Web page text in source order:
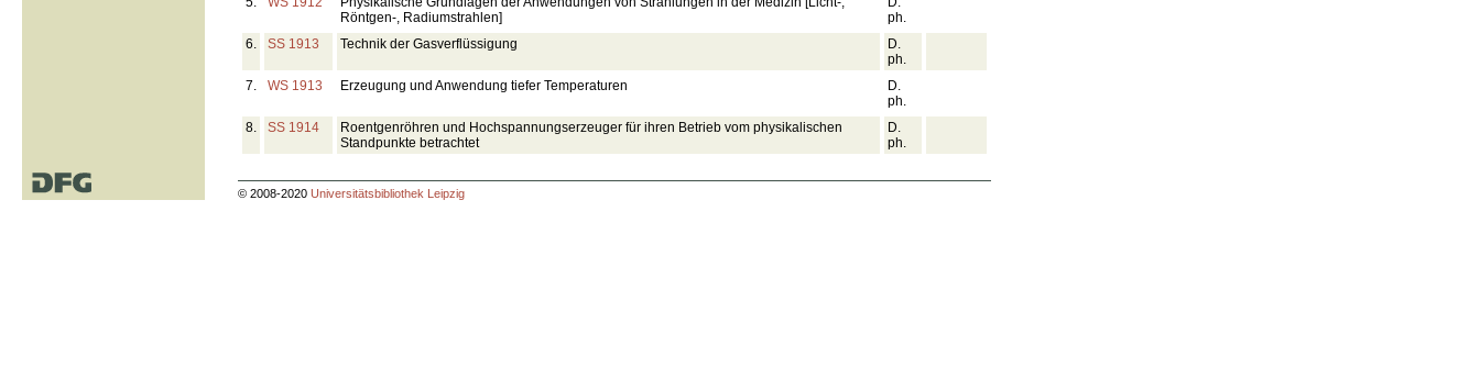
Röntgen-, Radiumstrahlen]
ph.
6.
SS 1913 Technik der Gasverflüssigung
D.
ph.
7.
WS 1913 Erzeugung und Anwendung tiefer Temperaturen
D.
ph.
8.
SS 1914
Roentgenröhren und Hochspannungserzeuger für ihren Betrieb vom physikalischen
Standpunkte betrachtet
D.
ph.
© 2008-2020 Universitätsbibliothek Leipzig